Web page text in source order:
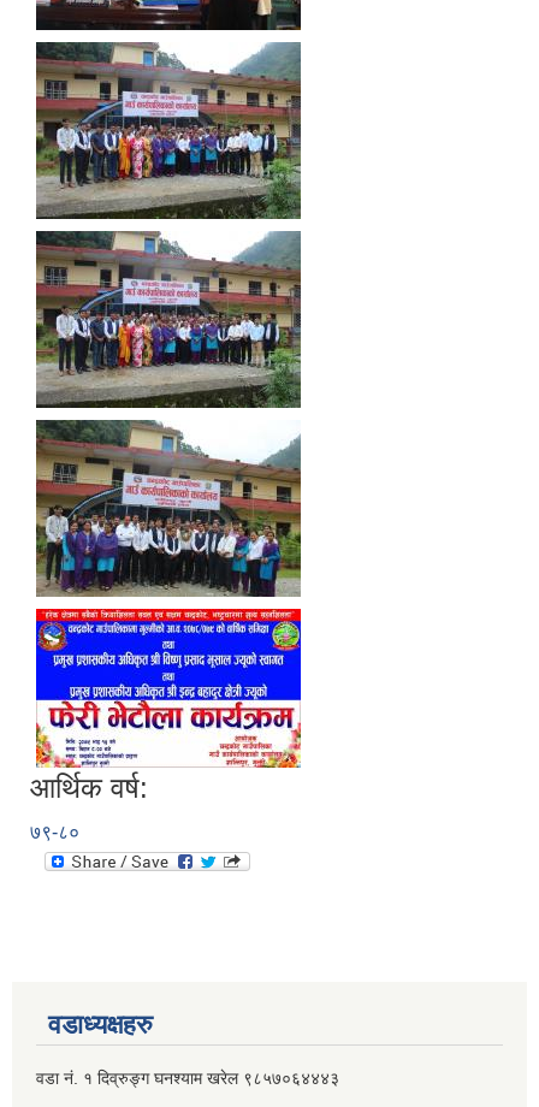
आर्थिक वर्ष:
७९-८०
वडाध्यक्षहरु
वडा नं. १ दिव्रुङ्ग घनश्याम खरेल ९८५७०६४४४३